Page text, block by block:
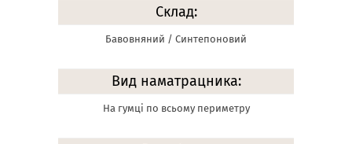
Склад:
Бавовняний / Синтепоновий
Вид наматрацника:
На гумці по всьому периметру